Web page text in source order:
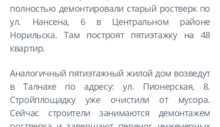
полностью демонтировали старый ростверк по
ул. Нансена, 6 в Центральном районе
Норильска. Там построят пятиэтажку на 48
квартир.
Аналогичный пятиэтажный жилой дом возведут
в Талнахе по адресу: ул. Пионерская, 8.
Стройплощадку уже очистили от мусора.
Сейчас строители занимаются демонтажем